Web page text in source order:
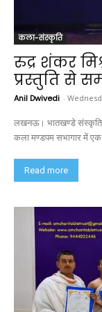
कला-संस्कृति
रुद्र शंकर
प्रस्तुति से
Anil Dwivedi -
लखनऊ। भातखण्डे संस्कृति
कला मण्डपम सभागार में
Read more